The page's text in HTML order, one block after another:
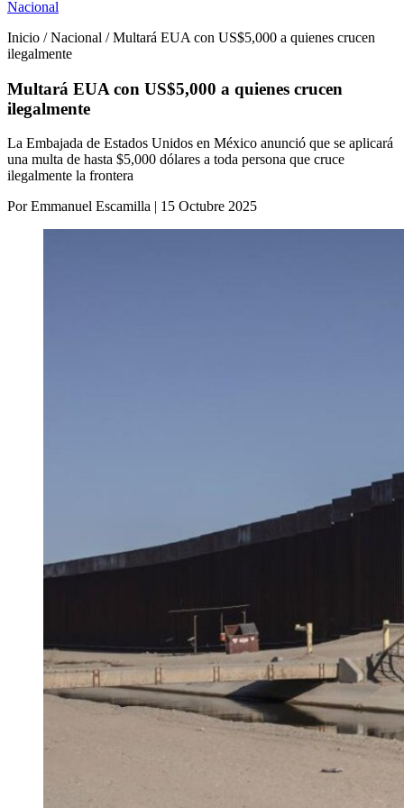
Nacional
Inicio / Nacional / Multará EUA con US$5,000 a quienes crucen
ilegalmente
Multará EUA con US$5,000 a quienes crucen
ilegalmente
La Embajada de Estados Unidos en México anunció que se aplicará
una multa de hasta $5,000 dólares a toda persona que cruce
ilegalmente la frontera
Por Emmanuel Escamilla | 15 Octubre 2025